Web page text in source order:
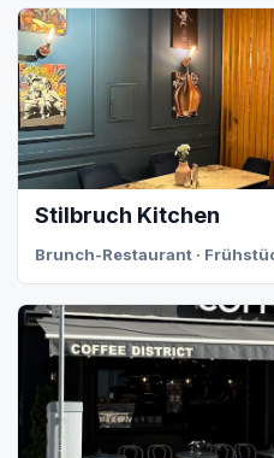
Stilbruch Kitchen
Brunch-Restaurant ·